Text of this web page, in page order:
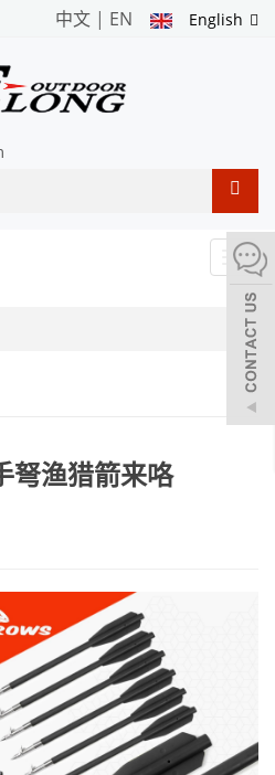
English
中文 | EN
弩渔猎箭来咯